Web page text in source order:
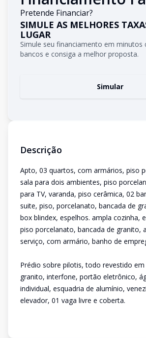
Pretende Financiar?
SIMULE AS MELHORES
LUGAR
Simule seu financiamento em
bancos e consiga a melhor proposta.
Simular
Descrição
Apto, 03 quartos, com armários, piso
sala para dois ambientes, piso
para TV, varanda, piso cerâmica, 02
suite, piso, porcelanato, bancada de
box blindex, espelhos. ampla cozinha,
piso porcelanato, bancada de granito,
serviço, com armário, banho de
Prédio sobre pilotis, todo revestido em
granito, interfone, portão eletrônico,
individual, esquadria de alumínio,
elevador, 01 vaga livre e coberta.